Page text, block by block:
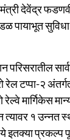
देवेंद्र
पायाभूत
परिसरातील
रेल टप्पा-२
मार्गिकेस
त्यावर १
प्रकल्प